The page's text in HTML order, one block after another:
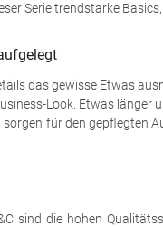
Serie trendstarke
das gewisse Etwas
Look. Etwas länger
sorgen für den gepflegten
sind die hohen